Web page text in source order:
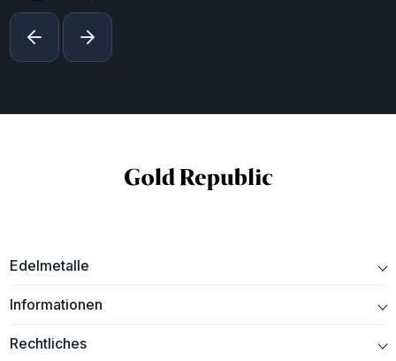
Edelmetalle
Informationen
Rechtliches